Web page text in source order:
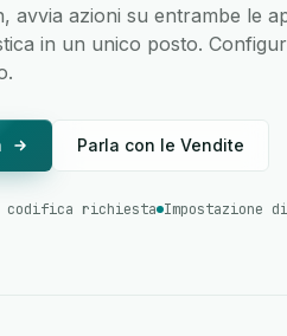
avvia azioni su entrambe le
in un unico posto.
Parla con le Vendite
codifica richiesta Impostazione